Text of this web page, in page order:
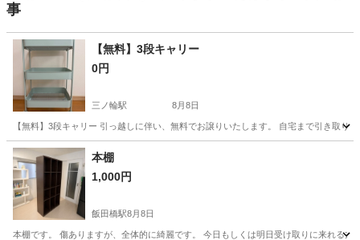
事
【無料】3段キャリー
0円
三ノ輪駅 8月8日
【無料】3段キャリー 引っ越しに伴い、無料でお譲りいたします。 自宅まで引き取
東京 荒川区 三ノ輪駅
本棚
1,000円
飯田橋駅8月8日
本棚です。 傷ありますが、全体的に綺麗です。 今日もしくは明日受け取りに来れる方